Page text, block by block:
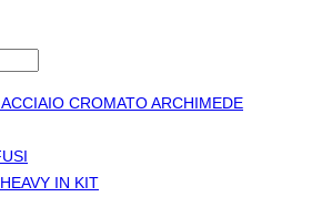
CROMATO ARCHIMEDE
IN KIT